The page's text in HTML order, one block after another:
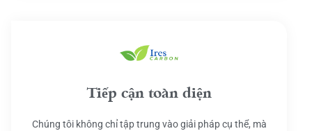
Tiếp cận toàn diện
Chúng tôi không chỉ tập trung vào giải pháp cụ thể, mà